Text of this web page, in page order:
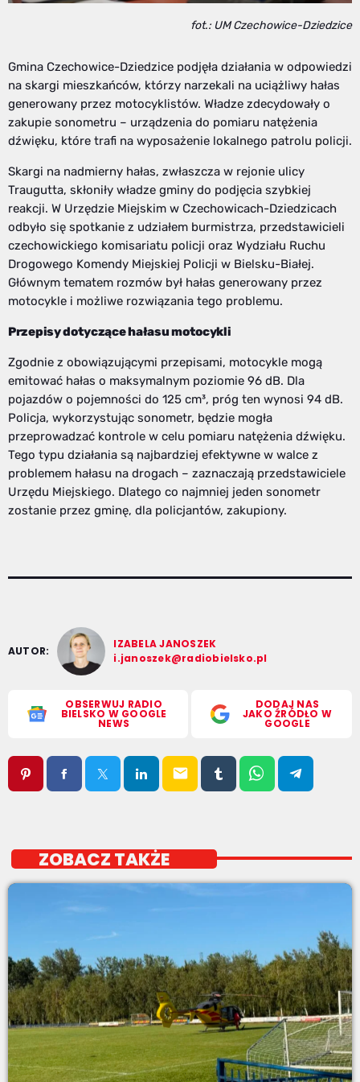
fot.: UM Czechowice-Dziedzice
Gmina Czechowice-Dziedzice podjęła działania w odpowiedzi
na skargi mieszkańców, którzy narzekali na uciążliwy hałas
generowany przez motocyklistów. Władze zdecydowały o
zakupie sonometru – urządzenia do pomiaru natężenia
dźwięku, które trafi na wyposażenie lokalnego patrolu policji.
Skargi na nadmierny hałas, zwłaszcza w rejonie ulicy
Traugutta, skłoniły władze gminy do podjęcia szybkiej
reakcji. W Urzędzie Miejskim w Czechowicach-Dziedzicach
odbyło się spotkanie z udziałem burmistrza, przedstawicieli
czechowickiego komisariatu policji oraz Wydziału Ruchu
Drogowego Komendy Miejskiej Policji w Bielsku-Białej.
Głównym tematem rozmów był hałas generowany przez
motocykle i możliwe rozwiązania tego problemu.
Przepisy dotyczące hałasu motocykli
Zgodnie z obowiązującymi przepisami, motocykle mogą
emitować hałas o maksymalnym poziomie 96 dB. Dla
pojazdów o pojemności do 125 cm³, próg ten wynosi 94 dB.
Policja, wykorzystując sonometr, będzie mogła
przeprowadzać kontrole w celu pomiaru natężenia dźwięku.
Tego typu działania są najbardziej efektywne w walce z
problemem hałasu na drogach – zaznaczają przedstawiciele
Urzędu Miejskiego. Dlatego co najmniej jeden sonometr
zostanie przez gminę, dla policjantów, zakupiony.
AUTOR:
IZABELA JANOSZEK
i.janoszek@radiobielsko.pl
OBSERWUJ RADIO
BIELSKO W GOOGLE
NEWS
DODAJ NAS
JAKO ŹRÓDŁO W
GOOGLE
email
ZOBACZ TAKŻE